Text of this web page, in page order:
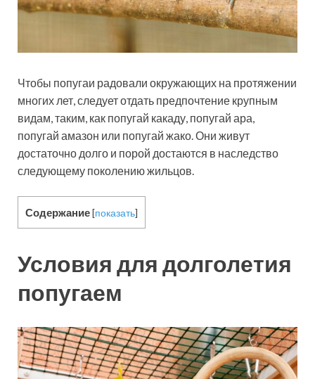
Чтобы попугаи радовали окружающих на протяжении
многих лет, следует отдать предпочтение крупным
видам, таким, как попугай какаду, попугай ара,
попугай амазон или попугай жако. Они живут
достаточно долго и порой достаются в наследство
следующему поколению жильцов.
Содержание[показать]
Условия для долголетия
попугаем